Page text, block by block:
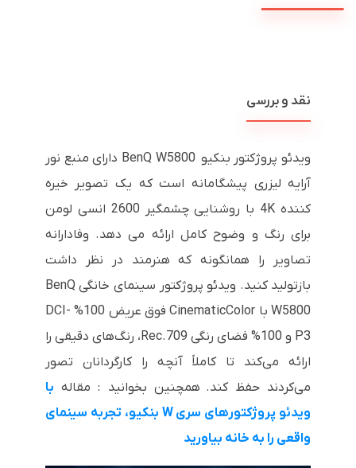
نقد و بررسی
ویدئو پروژکتور بنکیو BenQ W5800 دارای منبع نور
آرایه لیزری پیشگامانه است که یک تصویر خیره
کننده 4K با روشنایی چشمگیر 2600 انسی لومن
برای رنگ و وضوح کامل ارائه می دهد. وفادارانه
تصاویر را همانگونه که هنرمند در نظر داشت
بازتولید کنید. ویدئو پروژکتور سینمای خانگی BenQ
W5800 با CinematicColor فوق عریض 100% DCI-
P3 و 100% فضای رنگی Rec.709، رنگ‌های دقیقی را
ارائه می‌کند تا کاملاً آنچه را کارگردانان تصور
می‌کردند حفظ کند. همچنین بخوانید : مقاله با
ویدئو پروژکتورهای سری W بنکیو، تجربه سینمای
واقعی را به خانه بیاورید